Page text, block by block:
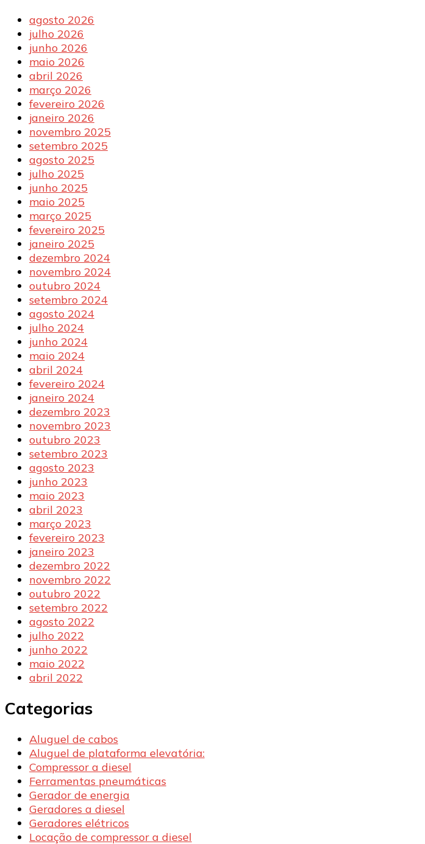
agosto 2026
julho 2026
junho 2026
maio 2026
abril 2026
março 2026
fevereiro 2026
janeiro 2026
novembro 2025
setembro 2025
agosto 2025
julho 2025
junho 2025
maio 2025
março 2025
fevereiro 2025
janeiro 2025
dezembro 2024
novembro 2024
outubro 2024
setembro 2024
agosto 2024
julho 2024
junho 2024
maio 2024
abril 2024
fevereiro 2024
janeiro 2024
dezembro 2023
novembro 2023
outubro 2023
setembro 2023
agosto 2023
junho 2023
maio 2023
abril 2023
março 2023
fevereiro 2023
janeiro 2023
dezembro 2022
novembro 2022
outubro 2022
setembro 2022
agosto 2022
julho 2022
junho 2022
maio 2022
abril 2022
Categorias
Aluguel de cabos
Aluguel de plataforma elevatória:
Compressor a diesel
Ferramentas pneumáticas
Gerador de energia
Geradores a diesel
Geradores elétricos
Locação de compressor a diesel